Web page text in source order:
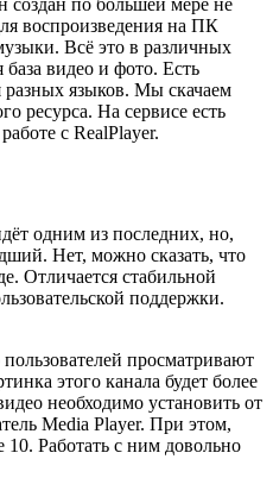
воспроизведения на ПК
Всё это в различных
видео и фото. Есть
разных языков. Мы скачаем
ресурса. На сервисе есть
с RealPlayer.
одним из последних, но,
Нет, можно сказать, что
Отличается стабильной
поддержки.
просматривают
этого канала будет более
необходимо установить от
Media Player. При этом,
Работать с ним довольно